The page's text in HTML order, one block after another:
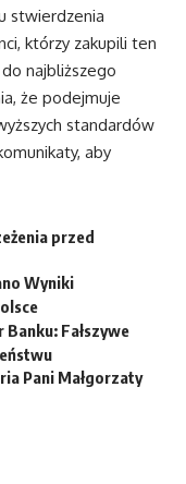
stwierdzenia
którzy zakupili ten
najbliższego
że podejmuje
standardów
aby
przed
Wyniki
Fałszywe
Pani Małgorzaty